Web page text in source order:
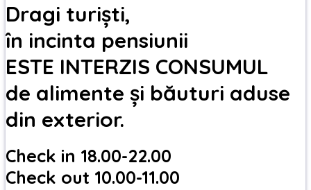
Dragi turiști,
în incinta pensiunii
ESTE INTERZIS CONSUMUL
de alimente și băuturi aduse
din exterior.
Check in 18.00-22.00
Check out 10.00-11.00